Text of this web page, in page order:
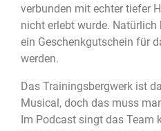
verbunden mit echter tiefer
nicht erlebt wurde.
ein Geschenkgutschein für
werden.
Das Trainingsbergwerk ist
Musical, doch das muss
Im Podcast singt das Team